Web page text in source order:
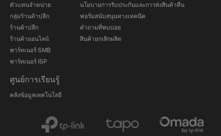
ตัวแทนจำหน่าย
กลุ่มร้านค้าปลีก
ร้านค้าปลีก
ร้านค้าออนไลน์
พาร์ทเนอร์ SMB
พาร์ทเนอร์ ISP
นโยบายการรับประกันและการส่งสินค้าคืน
ฟอรั่มสนับสนุนทางเทคนิค
คำถามที่พบบ่อย
สินค้ายกเลิกผลิต
ศูนย์การเรียนรู้
คลังข้อมูลเทคโนโลยี